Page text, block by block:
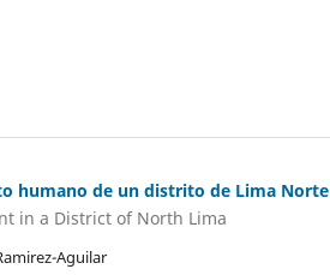
humano de un distrito de Lima Norte
in a District of North Lima
Aguilar